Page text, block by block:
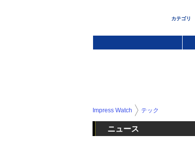
Impress Watch テック
ニュース